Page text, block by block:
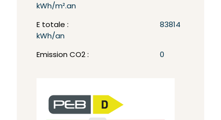
kWh/m².an
E totale :
83814
kWh/an
Emission CO2 : 0